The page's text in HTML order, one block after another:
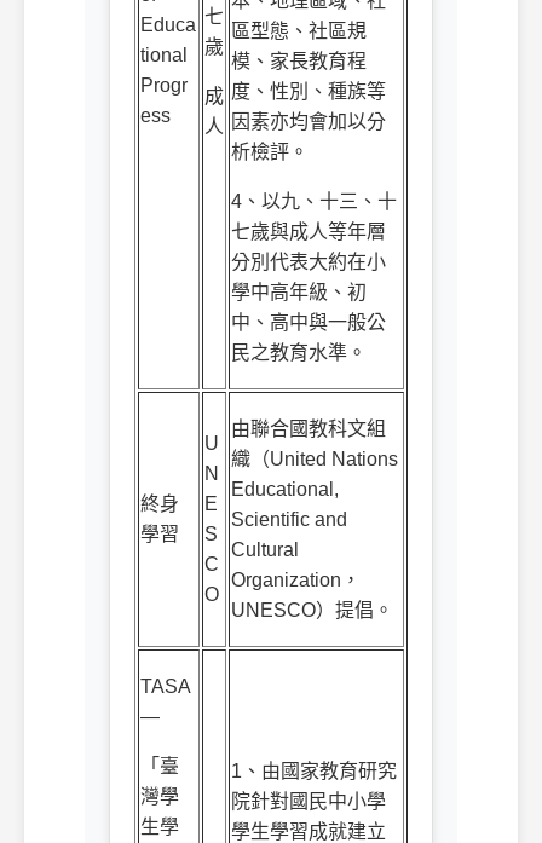
Educa
tional
Progr
ess
區型態、社區規
模、家長教育程
度、性別、種族等
因素亦均會加以分
析檢評。
4 、以九、十三、十
七歲與成人等年層
分別代表大約在小
學中高年級、初
中、高中與一般公
民之教育水準。
七
歲
成
人
終身
學習
U
N
E
S
C
O
由聯合國教科文組
織（United Nations
Educational,
Scientific and
Cultural
Organization ，
UNESCO）提倡。
TASA
—
「臺
灣學
生學
1 、由國家教育研究
院針對國民中小學
學生學習成就建立